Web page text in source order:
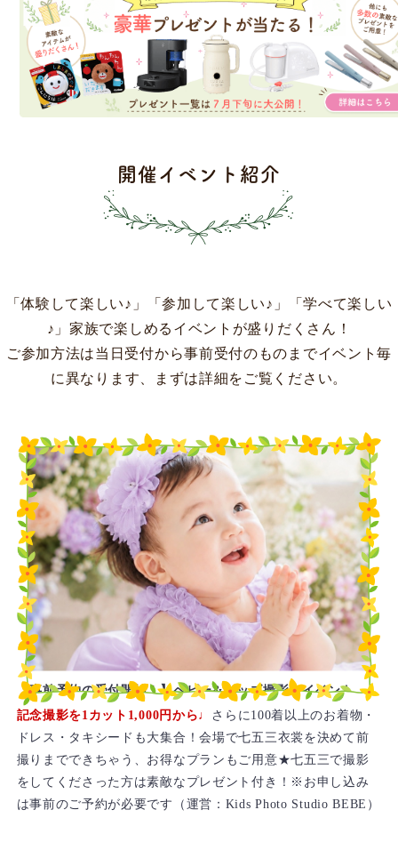
開催イベント紹介
「体験して楽しい♪」「参加して楽しい♪」「学べて楽しい
♪」家族で楽しめるイベントが盛りだくさん！
ご参加方法は当日受付から事前受付のものまでイベント毎
に異なります、まずは詳細をご覧ください。
【事前予約の受付開始！】ベビー&キッズ撮影会イベント
記念撮影を1カット1,000円から♩ さらに100着以上のお着物・
ドレス・タキシードも大集合！会場で七五三衣裳を決めて前
撮りまでできちゃう、お得なプランもご用意★七五三で撮影
をしてくださった方は素敵なプレゼント付き！※お申し込み
は事前のご予約が必要です（運営：Kids Photo Studio BEBE）